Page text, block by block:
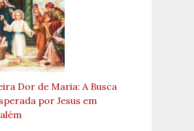
Dor de Maria: A Busca
por Jesus em